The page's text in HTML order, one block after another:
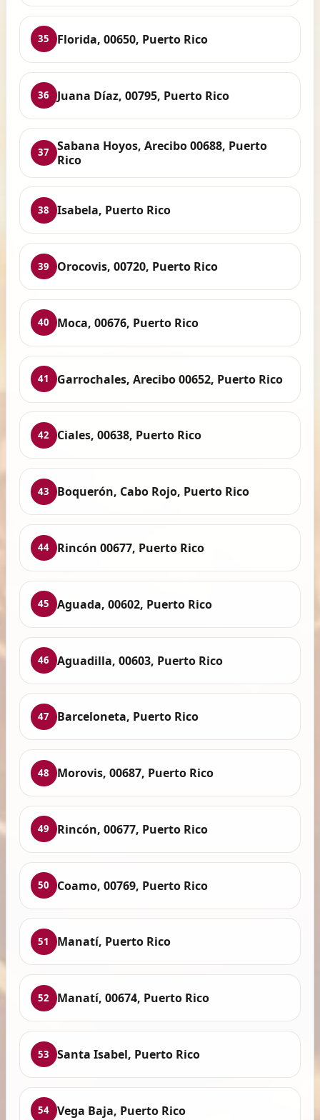
35 Florida, 00650, Puerto Rico
36 Juana Díaz, 00795, Puerto Rico
37
Sabana Hoyos, Arecibo 00688, Puerto
Rico
38 Isabela, Puerto Rico
39 Orocovis, 00720, Puerto Rico
40 Moca, 00676, Puerto Rico
41 Garrochales, Arecibo 00652, Puerto Rico
42 Ciales, 00638, Puerto Rico
43 Boquerón, Cabo Rojo, Puerto Rico
44 Rincón 00677, Puerto Rico
45 Aguada, 00602, Puerto Rico
46 Aguadilla, 00603, Puerto Rico
47 Barceloneta, Puerto Rico
48 Morovis, 00687, Puerto Rico
49 Rincón, 00677, Puerto Rico
50 Coamo, 00769, Puerto Rico
51 Manatí, Puerto Rico
52 Manatí, 00674, Puerto Rico
53 Santa Isabel, Puerto Rico
54 Vega Baja, Puerto Rico